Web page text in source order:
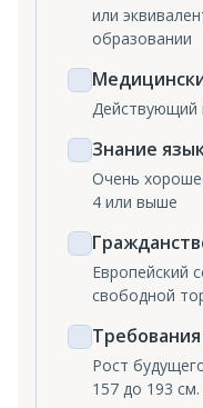
или
образовании
Действующий
Знание
Очень
4 или выше
Европейский
свободной
Рост
157 до 193 см.